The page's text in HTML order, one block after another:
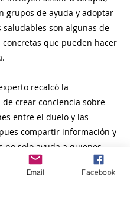
grupos de ayuda y adoptar
saludables son algunas de
concretas que pueden hacer
recalcó la
crear conciencia sobre
entre el duelo y las
compartir información y
no solo ayuda a quienes
situaciones similares, sino
genera un ambiente de
Email Facebook